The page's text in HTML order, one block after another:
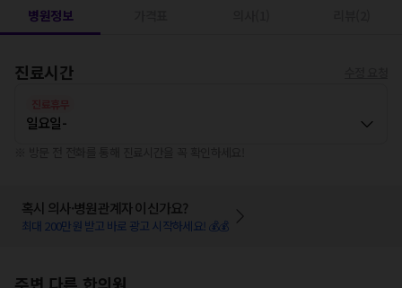
병원정보
진료시간
일요일-
혹시 의사·병원관계자 이신가요?
최대 200만원 받고 바로 광고 시작하세요! 💰💰